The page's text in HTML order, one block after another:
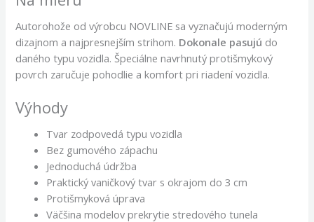
Autorohože od výrobcu NOVLINE sa vyznačujú moderným
dizajnom a najpresnejším strihom. Dokonale pasujú do
daného typu vozidla. Špeciálne navrhnutý protišmykový
povrch zaručuje pohodlie a komfort pri riadení vozidla.
Výhody
Tvar zodpovedá typu vozidla
Bez gumového zápachu
Jednoduchá údržba
Praktický vaničkový tvar s okrajom do 3 cm
Protišmyková úprava
Väčšina modelov prekrytie stredového tunela